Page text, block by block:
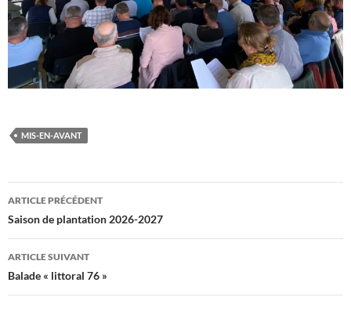
MIS-EN-AVANT
Navigation
des
articles
ARTICLE PRÉCÉDENT
Saison de plantation 2026-2027
ARTICLE SUIVANT
Balade « littoral 76 »